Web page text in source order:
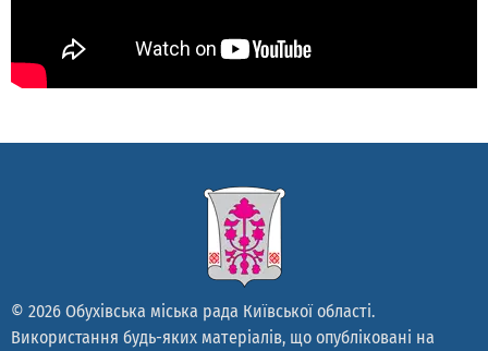
© 2026 Обухівська міська рада Київської області.
Використання будь-яких матеріалів, що опубліковані на